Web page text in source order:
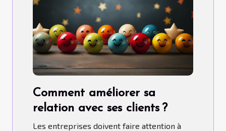
Comment améliorer sa
relation avec ses clients ?
Les entreprises doivent faire attention à